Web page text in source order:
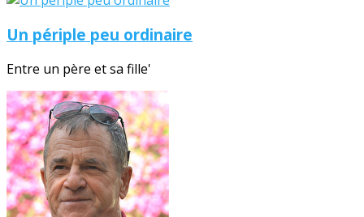
Un périple peu ordinaire
Entre un père et sa fille'